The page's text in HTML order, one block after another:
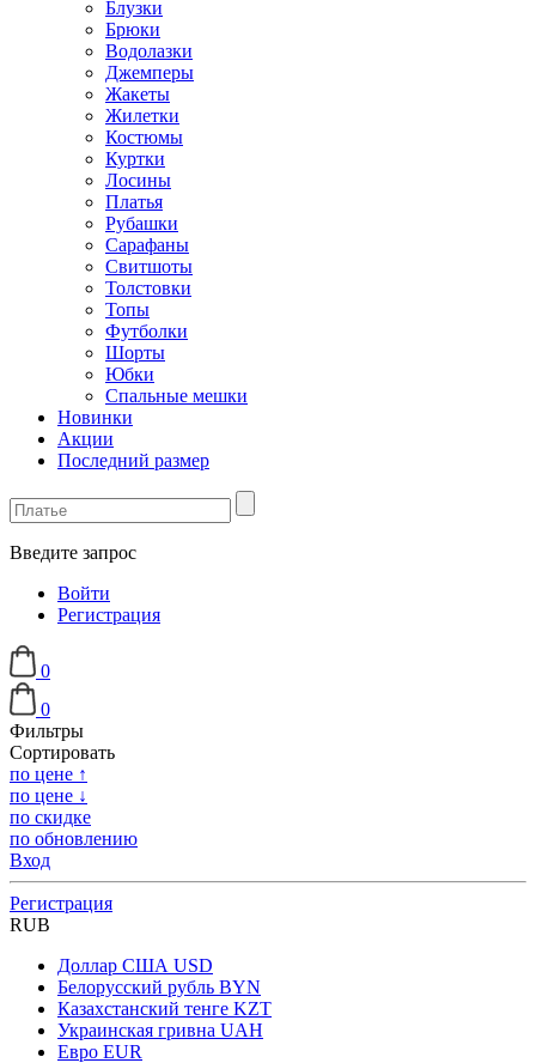
Блузки
Брюки
Водолазки
Джемперы
Жакеты
Жилетки
Костюмы
Куртки
Лосины
Платья
Рубашки
Сарафаны
Свитшоты
Толстовки
Топы
Футболки
Шорты
Юбки
Спальные мешки
Новинки
Акции
Последний размер
Введите запрос
Войти
Регистрация
0
0
Фильтры
Сортировать
по цене ↑
по цене ↓
по скидке
по обновлению
Вход
Регистрация
RUB
Доллар США USD
Белорусский рубль BYN
Казахстанский тенге KZT
Украинская гривна UAH
Евро EUR